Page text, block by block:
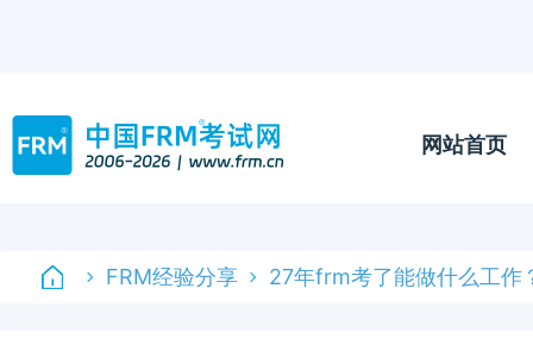
网站首页
FRM经验分享 27年frm考了能做什么工作